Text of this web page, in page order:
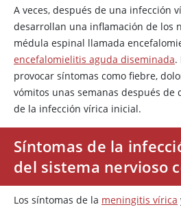
A veces, después de una infección
desarrollan una inflamación de los
médula espinal llamada
encefalomielitis aguda diseminada.
provocar síntomas como fiebre,
vómitos unas semanas después de
de la infección vírica inicial.
Síntomas de la
del sistema nervioso
Los síntomas de la meningitis vírica